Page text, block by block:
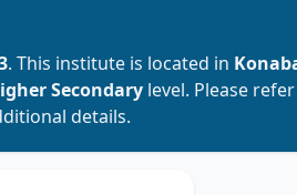
. This institute is located in
Secondary level. Please
details.